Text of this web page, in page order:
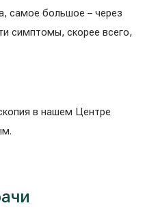
самое большое – через
симптомы, скорее всего,
в нашем Центре